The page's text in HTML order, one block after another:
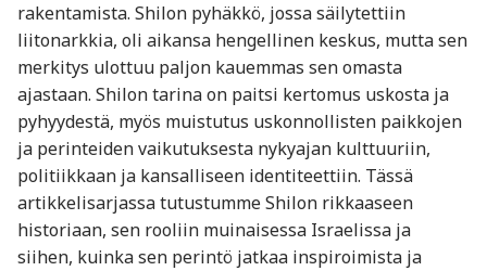
rakentamista. Shilon pyhäkkö, jossa säilytettiin
liitonarkkia, oli aikansa hengellinen keskus, mutta sen
merkitys ulottuu paljon kauemmas sen omasta
ajastaan. Shilon tarina on paitsi kertomus uskosta ja
pyhyydestä, myös muistutus uskonnollisten paikkojen
ja perinteiden vaikutuksesta nykyajan kulttuuriin,
politiikkaan ja kansalliseen identiteettiin. Tässä
artikkelisarjassa tutustumme Shilon rikkaaseen
historiaan, sen rooliin muinaisessa Israelissa ja
siihen, kuinka sen perintö jatkaa inspiroimista ja